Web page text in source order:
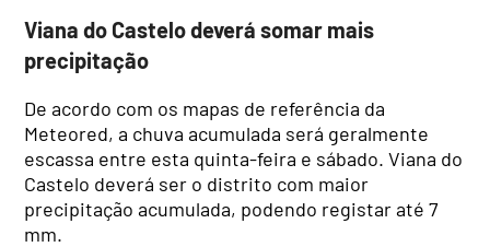
Viana do Castelo deverá somar mais
precipitação
De acordo com os mapas de referência da
Meteored, a chuva acumulada será geralmente
escassa entre esta quinta-feira e sábado. Viana do
Castelo deverá ser o distrito com maior
precipitação acumulada, podendo registar até 7
mm.